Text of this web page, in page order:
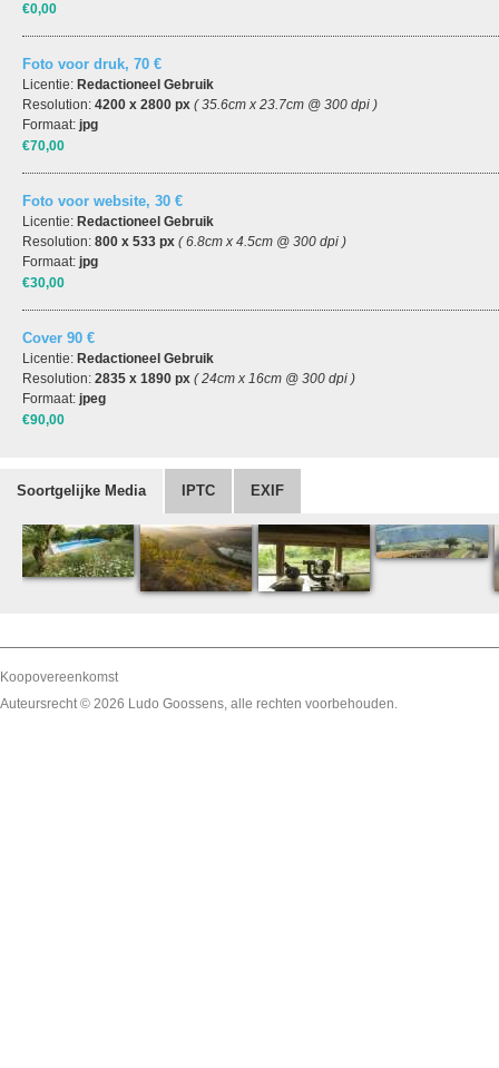
€0,00
Foto voor druk, 70 €
Licentie: Redactioneel Gebruik
Resolution: 4200 x 2800 px ( 35.6cm x 23.7cm @ 300 dpi )
Formaat: jpg
€70,00
Foto voor website, 30 €
Licentie: Redactioneel Gebruik
Resolution: 800 x 533 px ( 6.8cm x 4.5cm @ 300 dpi )
Formaat: jpg
€30,00
Cover 90 €
Licentie: Redactioneel Gebruik
Resolution: 2835 x 1890 px ( 24cm x 16cm @ 300 dpi )
Formaat: jpeg
€90,00
Soortgelijke Media IPTC EXIF
Koopovereenkomst
Auteursrecht © 2026 Ludo Goossens, alle rechten voorbehouden.